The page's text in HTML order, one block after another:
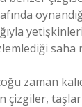
saha
zaman
çizgiler,